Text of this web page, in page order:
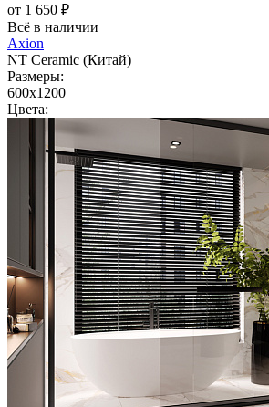
от 1 650 ₽
Всё в наличии
Axion
NT Ceramic (Китай)
Размеры:
600x1200
Цвета: